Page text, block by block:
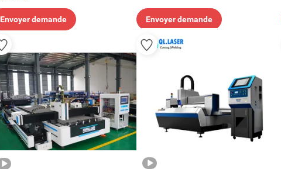
Envoyer demande Envoyer demande